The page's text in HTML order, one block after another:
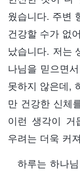
웠습니다. 주변
건강할 수가 없
났습니다. 저는
나님을 믿으면
못하지 않은데,
만 건강한 신체
이런 생각이 거
우려는 더욱 커
하루는 하나